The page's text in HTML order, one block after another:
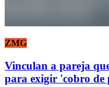
ZMG
Vinculan a pareja
para exigir 'cobro de